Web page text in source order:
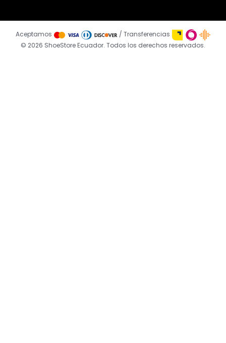
© 2026 ShoeStore Ecuador. Todos los derechos reservados.
Aceptamos / Transferencias